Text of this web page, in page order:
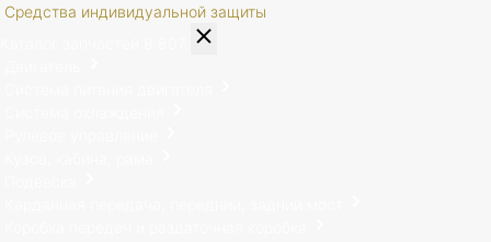
Средства индивидуальной защиты